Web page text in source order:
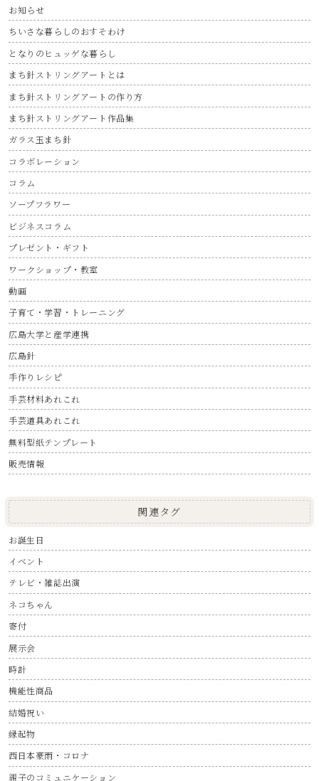
お知らせ
ちいさな暮らしのおすそわけ
となりのヒュッゲな暮らし
まち針ストリングアートとは
まち針ストリングアートの作り方
まち針ストリングアート作品集
ガラス玉まち針
コラボレーション
コラム
ソープフラワー
ビジネスコラム
プレゼント・ギフト
ワークショップ・教室
動画
子育て・学習・トレーニング
広島大学と産学連携
広島針
手作りレシピ
手芸材料あれこれ
手芸道具あれこれ
無料型紙テンプレート
販売情報
関連タグ
お誕生日
イベント
テレビ・雑誌出演
ネコちゃん
寄付
展示会
時計
機能性商品
結婚祝い
縁起物
西日本豪雨・コロナ
親子のコミュニケーション